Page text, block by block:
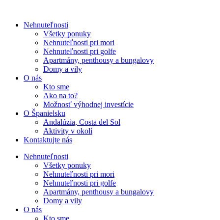
Nehnuteľnosti
Všetky ponuky
Nehnuteľnosti pri mori
Nehnuteľnosti pri golfe
Apartmány, penthousy a bungalovy
Domy a vily
O nás
Kto sme
Ako na to?
Možnosť výhodnej investície
O Španielsku
Andalúzia, Costa del Sol
Aktivity v okolí
Kontaktujte nás
Nehnuteľnosti
Všetky ponuky
Nehnuteľnosti pri mori
Nehnuteľnosti pri golfe
Apartmány, penthousy a bungalovy
Domy a vily
O nás
Kto sme